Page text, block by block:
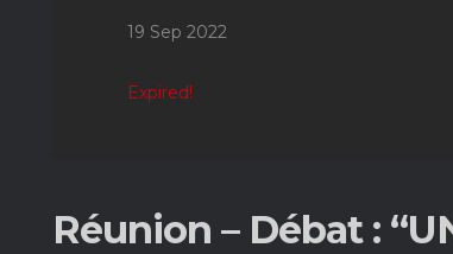
19 Sep 2022
Expired!
Réunion – Débat :